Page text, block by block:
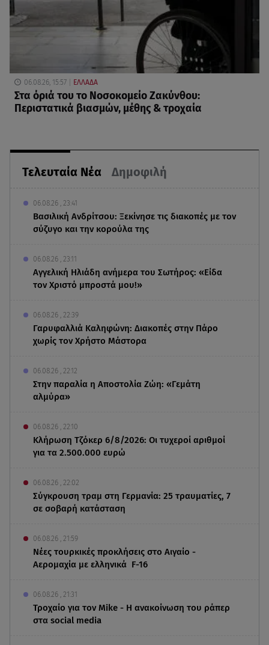
Τελευταία Νέα Δημοφιλή
06.08.26 , 23:41
Βασιλική Ανδρίτσου: Ξεκίνησε τις διακοπές με τον
σύζυγο και την κορούλα της
06.08.26 , 23:11
Αγγελική Ηλιάδη ανήμερα του Σωτήρος: «Είδα
τον Χριστό μπροστά μου!»
06.08.26 , 22:39
Γαρυφαλλιά Καληφώνη: Διακοπές στην Πάρο
χωρίς τον Χρήστο Μάστορα
06.08.26 , 22:12
Στην παραλία η Αποστολία Ζώη: «Γεμάτη
αλμύρα»
06.08.26 , 22:10
Κλήρωση Τζόκερ 6/8/2026: Οι τυχεροί αριθμοί
για τα 2.500.000 ευρώ
06.08.26 , 22:02
Σύγκρουση τραμ στη Γερμανία: 25 τραυματίες, 7
σε σοβαρή κατάσταση
06.08.26 , 21:59
Νέες τουρκικές προκλήσεις στο Αιγαίο -
Αερομαχία με ελληνικά F-16
06.08.26 , 21:31
Τροχαίο για τον Mike - Η ανακοίνωση του ράπερ
στα social media
06.08.26, 15:57 ΕΛΛΑΔΑ
Στα όριά του το Νοσοκομείο Ζακύνθου:
Περιστατικά βιασμών, μέθης & τροχαία